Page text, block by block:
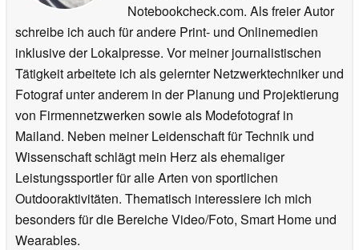
Notebookcheck.com. Als freier Autor
schreibe ich auch für andere Print- und Onlinemedien
inklusive der Lokalpresse. Vor meiner journalistischen
Tätigkeit arbeitete ich als gelernter Netzwerktechniker und
Fotograf unter anderem in der Planung und Projektierung
von Firmennetzwerken sowie als Modefotograf in
Mailand. Neben meiner Leidenschaft für Technik und
Wissenschaft schlägt mein Herz als ehemaliger
Leistungssportler für alle Arten von sportlichen
Outdooraktivitäten. Thematisch interessiere ich mich
besonders für die Bereiche Video/Foto, Smart Home und
Wearables.